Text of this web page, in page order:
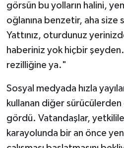
görsün bu yolların halini,
oğlanına benzetir, aha size
Yattınız, oturdunuz
haberiniz yok hiçbir
rezilliğine ya."
​Sosyal medyada hızla
kullanan diğer
gördü. Vatandaşlar,
karayolunda bir an önce